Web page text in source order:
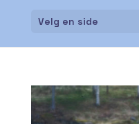
Velg en side